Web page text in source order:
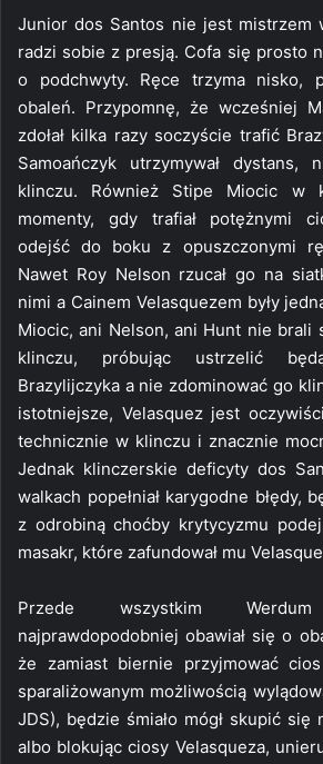
Junior dos Santos nie jest mistrzem
radzi sobie z presją. Cofa się prosto
o podchwyty. Ręce trzyma nisko,
obaleń. Przypomnę, że wcześniej
zdołał kilka razy soczyście trafić
Samoańczyk utrzymywał
klinczu. Również Stipe Miocic w
momenty, gdy trafiał potężnymi
odejść do boku z opuszczonymi
Nawet Roy Nelson rzucał go na
nimi a Cainem Velasquezem były
Miocic, ani Nelson, ani Hunt nie brali
klinczu, próbując ustrzelić
Brazylijczyka a nie zdominować go
istotniejsze, Velasquez jest
technicznie w klinczu i znacznie
Jednak klinczerskie deficyty dos
walkach popełniał karygodne błędy,
z odrobiną choćby krytycyzmu
masakr, które zafundował mu
Przede wszystkim
najprawdopodobniej obawiał się o
że zamiast biernie przyjmować
sparaliżowanym możliwością
JDS), będzie śmiało mógł skupić się
albo blokując ciosy Velasqueza,